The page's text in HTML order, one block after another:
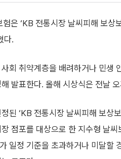
은 ‘KB 전통시장 날씨피해 보상
다.
회 취약계층을 배려하거나 민생
발표한다. 올해 시상식은 전날
된 ‘KB 전통시장 날씨피해 보상
점포를 대상으로 한 지수형 날씨
일정 기준을 초과하거나 미달할